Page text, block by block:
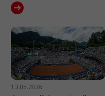
13.05.2026